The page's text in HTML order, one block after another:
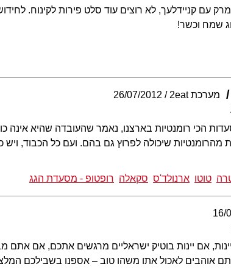
עם קניידלעך, לא רוצים עוד סלט פירות לקינוח.
שמח וכשר!
מערכת 2eat
26/07/2012
הכי רומנטיות בארצנו, נאמר שהעובדה שהיא אינה
מהרומנטיות שיכולה לפרוץ גם בהם. ועם כל הכבוד, ויש
טוטו ארנולד'ס סקאלה רופטופ - מסעדת הגג
16/
אם יינות בוטיק ישראליים מרגשים אתכם, אם אתם
אוהבים לאכול אתו משהו טוב – אספנו בשבילכם